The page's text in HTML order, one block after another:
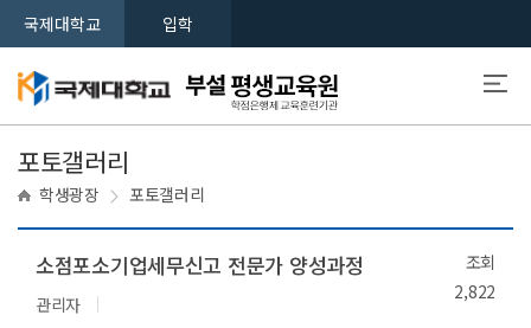
국제대학교 입학
학생광장 포토갤러리
포토갤러리
소점포소기업세무신고 전문가 양성과정
조회
2,822
관리자